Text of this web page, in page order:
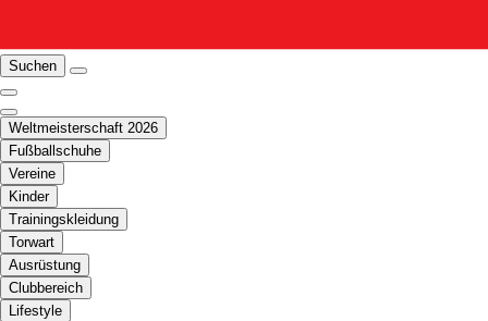
Suchen
Weltmeisterschaft 2026
Fußballschuhe
Vereine
Kinder
Trainingskleidung
Torwart
Ausrüstung
Clubbereich
Lifestyle